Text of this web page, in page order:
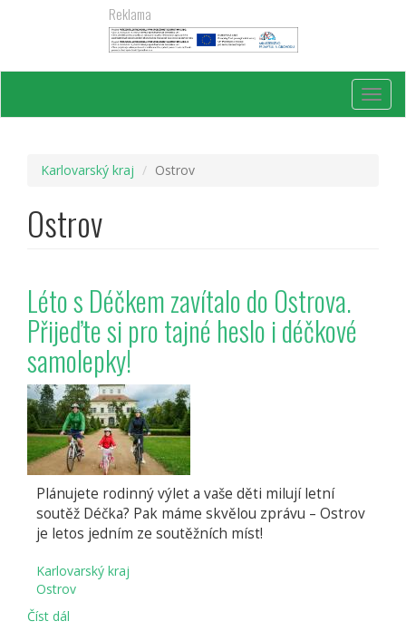
Reklama
Karlovarský kraj Ostrov
Ostrov
Léto s Déčkem zavítalo do Ostrova.
Přijeďte si pro tajné heslo i déčkové
samolepky!
Plánujete rodinný výlet a vaše děti milují letní
soutěž Déčka? Pak máme skvělou zprávu – Ostrov
je letos jedním ze soutěžních míst!
Karlovarský kraj
Ostrov
Číst dál